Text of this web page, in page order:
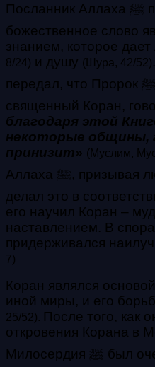
Посланник Аллаха ﷺ понимал, что
божественное слово
знанием, которое
8/24) и душу (Шура, 42/52)
передал, что Пророк ﷺ, подразумевая
священный Коран,
благодаря этой
некоторые общины,
принизит» (Муслим,
Аллаха ﷺ, призывая людей к религии Аллаха,
делал это в
его научил Коран –
наставлением. В
придерживался
7)
Коран являлся
иной миры, и его
25/52). После того, как
откровения Корана в
Милосердия ﷺ был очень огорчен тем, что